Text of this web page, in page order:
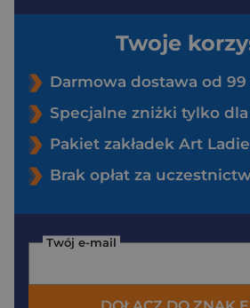
Twoje
Darmowa dostawa od 99
Specjalne zniżki tylko
Pakiet zakładek Art
Brak opłat za
Twój e-mail